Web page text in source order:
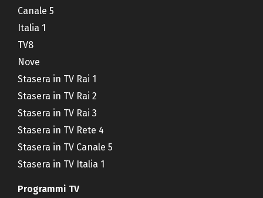
Canale 5
Italia 1
TV8
Nove
Stasera in TV Rai 1
Stasera in TV Rai 2
Stasera in TV Rai 3
Stasera in TV Rete 4
Stasera in TV Canale 5
Stasera in TV Italia 1
Programmi TV